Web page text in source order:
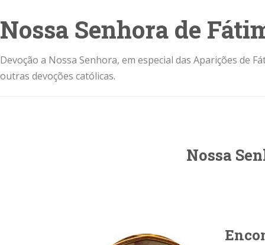
Nossa Senhora de
Devoção a Nossa Senhora, em especial das Aparições de
outras devoções católicas.
Nossa